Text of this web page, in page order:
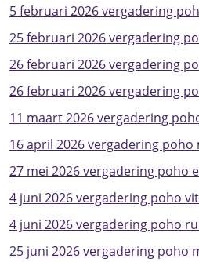
5 februari 2026 vergadering
25 februari 2026 vergadering
26 februari 2026 vergadering
26 februari 2026 vergadering
11 maart 2026 vergadering
16 april 2026 vergadering
27 mei 2026 vergadering poho
4 juni 2026 vergadering poho
4 juni 2026 vergadering poho
25 juni 2026 vergadering poho